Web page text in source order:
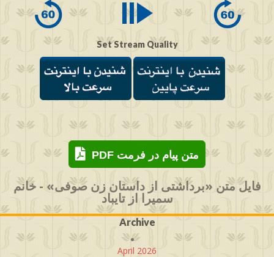
Set Stream Quality
PDF متن پیام در فرمت
فایل متن «برداشتی از داستان زن صوفی» - خانم
سمیرا از تایباد
Archive
April 2026